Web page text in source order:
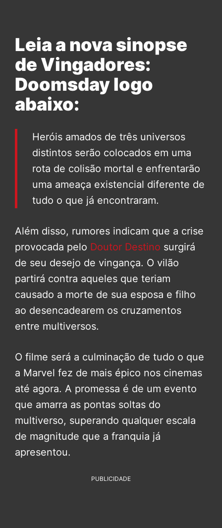
Leia a nova sinopse
de Vingadores:
Doomsday logo
abaixo:
Heróis amados de três universos
distintos serão colocados em uma
rota de colisão mortal e enfrentarão
uma ameaça existencial diferente de
tudo o que já encontraram.
Além disso, rumores indicam que a crise
provocada pelo Doutor Destino surgirá
de seu desejo de vingança. O vilão
partirá contra aqueles que teriam
causado a morte de sua esposa e filho
ao desencadearem os cruzamentos
entre multiversos.
O filme será a culminação de tudo o que
a Marvel fez de mais épico nos cinemas
até agora. A promessa é de um evento
que amarra as pontas soltas do
multiverso, superando qualquer escala
de magnitude que a franquia já
apresentou.
PUBLICIDADE